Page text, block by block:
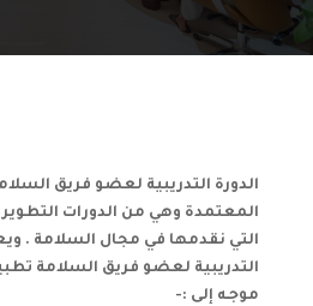
الدورة التدريبية لعضو فريق
المعتمدة وهي من الدورات
التي نقدمها في مجال السلامة .
التدريبية لعضو فريق السلامة
موجـه إلى :-